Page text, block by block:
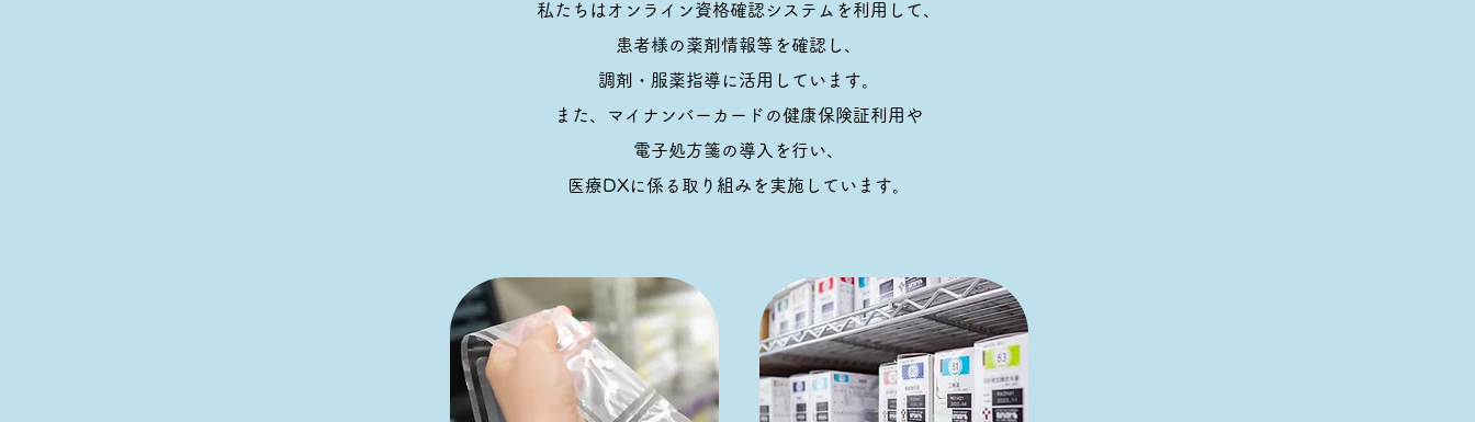
私たちはオンライン資格確認システムを利用して、
患者様の薬剤情報等を確認し、
調剤・服薬指導に活用しています。
また、マイナンバーカードの健康保険証利用や
電子処方箋の導入を行い、
医療DXに係る取り組みを実施しています。